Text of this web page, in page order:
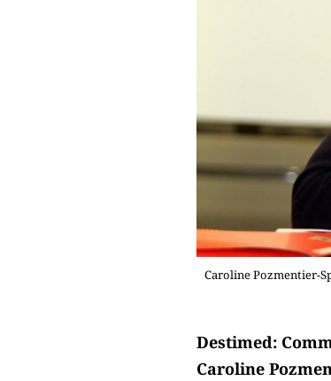
Caroline Pozmentier-
Destimed:
Caroline